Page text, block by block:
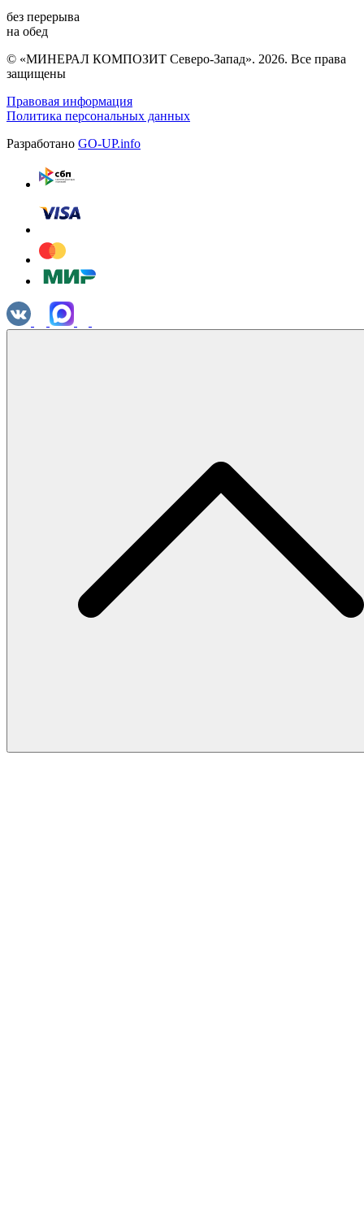
без перерыва
на обед
© «МИНЕРАЛ КОМПОЗИТ Северо-Запад». 2026. Все права
защищены
Правовая информация
Политика персональных данных
Разработано GO-UP.info